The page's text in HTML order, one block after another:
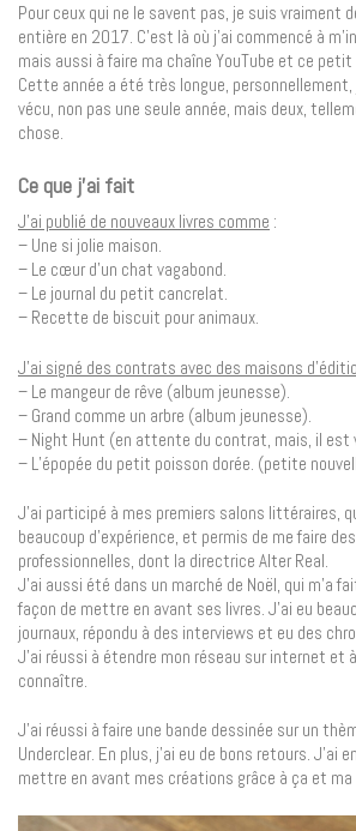
Pour ceux qui ne le savent pas, je suis vraiment
entière en 2017. C’est là où j’ai commencé à
mais aussi à faire ma chaîne YouTube et ce petit
Cette année a été très longue, personnellement,
vécu, non pas une seule année, mais deux,
chose.
Ce que j’ai fait
J’ai publié de nouveaux livres comme :
– Une si jolie maison.
– Le cœur d’un chat vagabond.
– Le journal du petit cancrelat.
– Recette de biscuit pour animaux.
J’ai signé des contrats avec des maisons
– Le mangeur de rêve (album jeunesse).
– Grand comme un arbre (album jeunesse).
– Night Hunt (en attente du contrat, mais, il est
– L’épopée du petit poisson dorée. (petite
J’ai participé à mes premiers salons littéraires,
beaucoup d’expérience, et permis de me faire
professionnelles, dont la directrice Alter Real.
J’ai aussi été dans un marché de Noël, qui m’a
façon de mettre en avant ses livres. J’ai eu
journaux, répondu à des interviews et eu des
J’ai réussi à étendre mon réseau sur internet et
connaître.
J’ai réussi à faire une bande dessinée sur un
Underclear. En plus, j’ai eu de bons retours. J’ai
mettre en avant mes créations grâce à ça et ma